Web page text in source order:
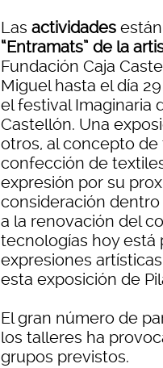
Las actividades
“Entramats” de la
Fundación Caja
Miguel hasta el día
el festival Imaginaria
Castellón. Una
otros, al concepto
confección de
expresión por su
consideración dentro
a la renovación del
tecnologías hoy está
expresiones
esta exposición de
El gran número de
los talleres ha
grupos previstos.